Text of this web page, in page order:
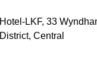
Hotel-LKF, 33
District, Central